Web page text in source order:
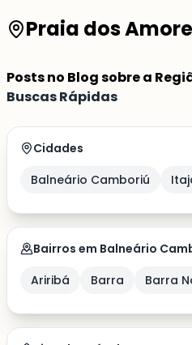
Praia dos
Posts no Blog sobre a
Buscas Rápidas
Cidades
Balneário Camboriú
Bairros em Balneário
Ariribá
Barra Barra